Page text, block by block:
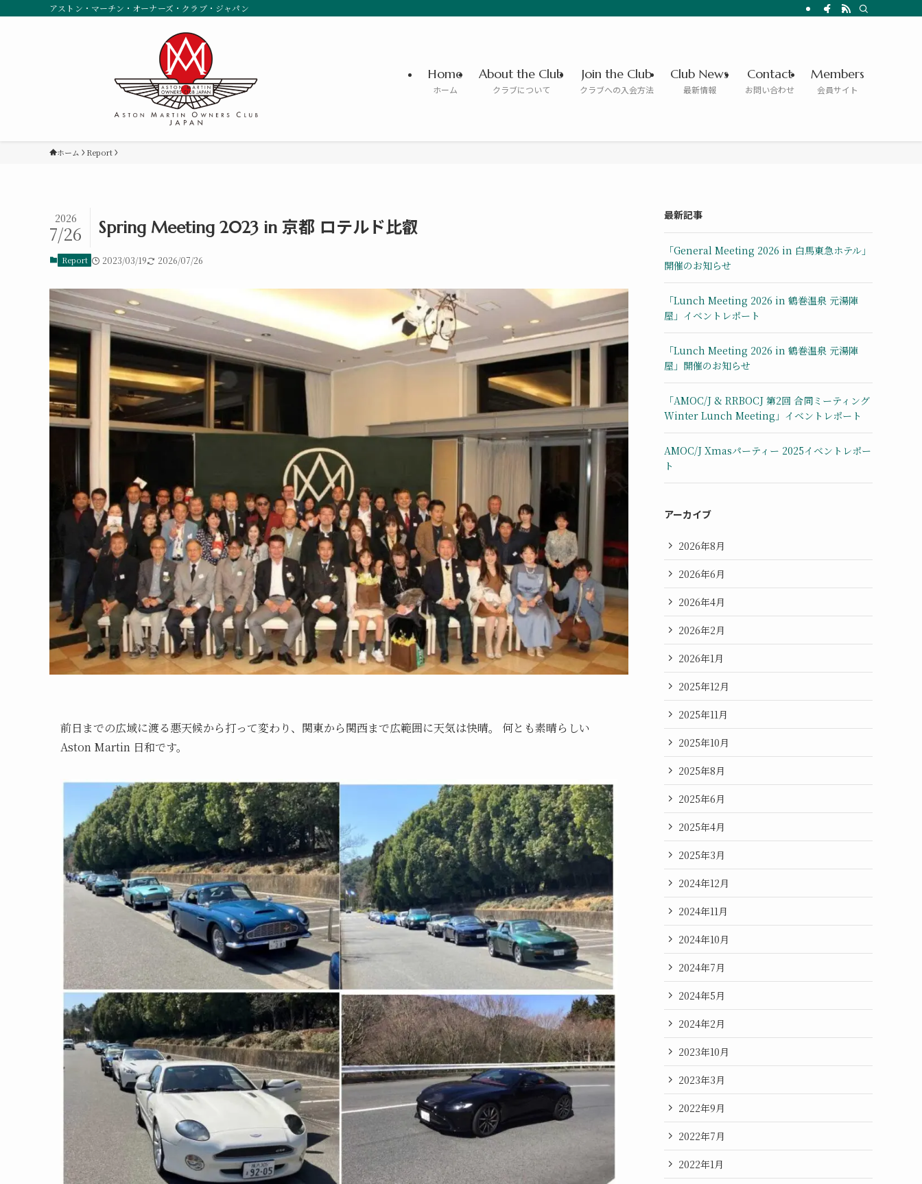
アストン・マーチン・オーナーズ・クラブ・ジャパン
Home
ホーム
About the Club
クラブについて
Join the Club
クラブへの入会方法
Club News
最新情報
Contact
お問い合わせ
Members
会員サイト
ホーム Report
Spring Meeting 2023 in 京都 ロテルド比叡
2026
7/26
Report 2023/03/19 2026/07/26
前日までの広域に渡る悪天候から打って変わり、関東から関⻄まで広範囲に天気は快晴。 何とも素晴らしい
Aston Martin 日和です。
最新記事
「General Meeting 2026 in 白馬東急ホテル」
開催のお知らせ
「Lunch Meeting 2026 in 鶴巻温泉 元湯陣
屋」イベントレポート
「Lunch Meeting 2026 in 鶴巻温泉 元湯陣
屋」開催のお知らせ
「AMOC/J & RRBOCJ 第2回 合同ミーティング
Winter Lunch Meeting」イベントレポート
AMOC/J Xmasパーティー 2025イベントレポー
ト
アーカイブ
2026年8月
2026年6月
2026年4月
2026年2月
2026年1月
2025年12月
2025年11月
2025年10月
2025年8月
2025年6月
2025年4月
2025年3月
2024年12月
2024年11月
2024年10月
2024年7月
2024年5月
2024年2月
2023年10月
2023年3月
2022年9月
2022年7月
2022年1月